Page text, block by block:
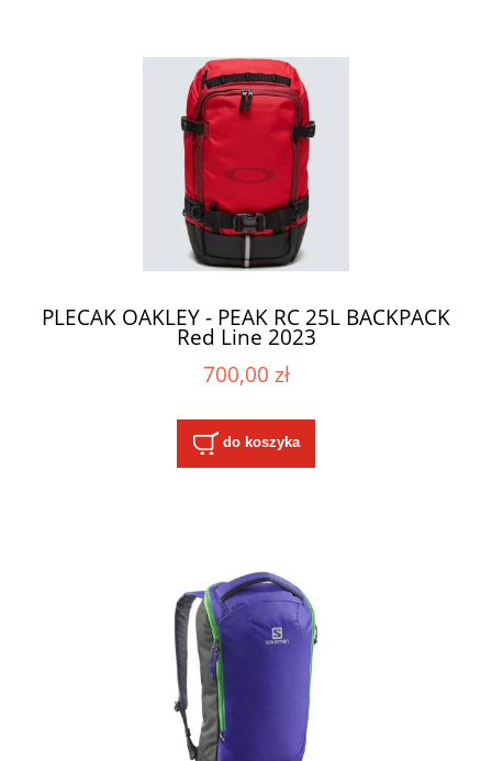
PLECAK OAKLEY - PEAK RC 25L BACKPACK
Red Line 2023
700,00 zł
do koszyka